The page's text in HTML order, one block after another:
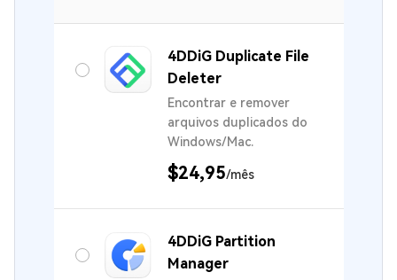
4DDiG Duplicate File
Deleter
Encontrar e remover
arquivos duplicados do
Windows/Mac.
$24,95/mês
4DDiG Partition
Manager